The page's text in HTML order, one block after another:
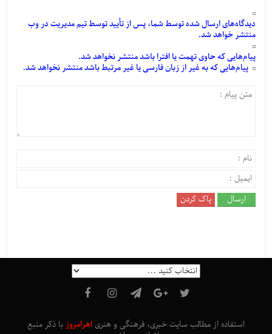
دیدگاه‌هایارسالشدهتوسط شما، پس ازتأییدتوسط تیم مدیریت در وب
منتشر خواهد شد.
پیام‌هاییکه حاوی تهمت یا افترا باشد منتشر نخواهد شد.
پیام‌هاییکه به غیر از زبان فارسی یا غیر مرتبط باشد منتشر نخواهد شد.
استفاده از مطالب سایت خبری، فرهنگی و هنری اهرامروز با ذکر منبع